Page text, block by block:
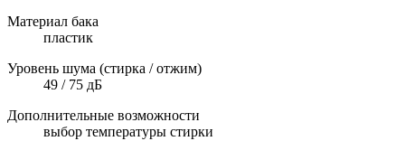
Материал бака
пластик
Уровень шума (стирка / отжим)
49 / 75 дБ
Дополнительные возможности
выбор температуры стирки